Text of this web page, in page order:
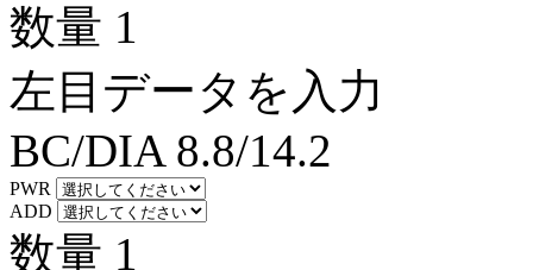
数量 1
左目データを入力
BC/DIA 8.8/14.2
PWR
ADD
数量 1